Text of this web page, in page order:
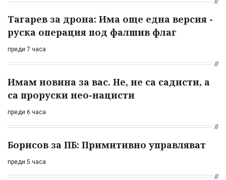
Тагарев за дрона: Има още една версия -
руска операция под фалшив флаг
преди 7 часа
Имам новина за вас. Не, не са садисти, а
са проруски нео-нацисти
преди 6 часа
Борисов за ПБ: Примитивно управляват
преди 5 часа